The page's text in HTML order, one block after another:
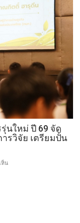
พลิก
โอ
ส
เอ
ส
เอ็
โลก31
ก.ค.นี้
ไทย
บท
จาก
“พิพัฒ
พะเนียง
เวทย์”
ของ”เอฟเค
ไอไอ-
อลงกรณ์“
นใหม่ ปี 69 จัด
รวิจัย เตรียมปั้น
ห็น